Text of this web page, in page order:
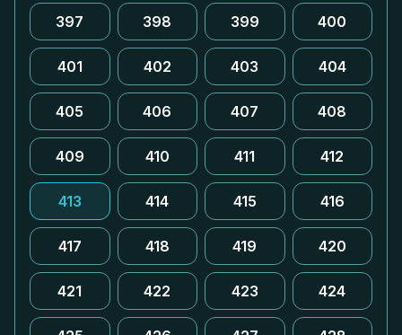
397 398 399 400
401 402 403 404
405 406 407 408
409 410 411 412
413 414 415 416
417 418 419 420
421 422 423 424